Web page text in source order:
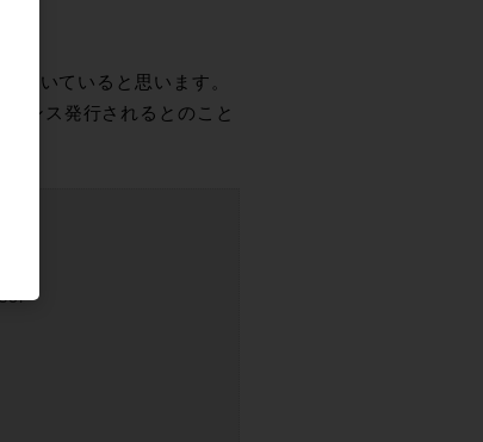
だいていると思います。
ンス発行されるとのこと